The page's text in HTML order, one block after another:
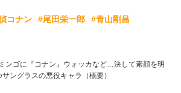
コナン #尾田栄一郎
#青山剛昌
ンゴに『コナン』ウォッカなど…決して素顔を明
ングラスの悪役キャラ（概要）